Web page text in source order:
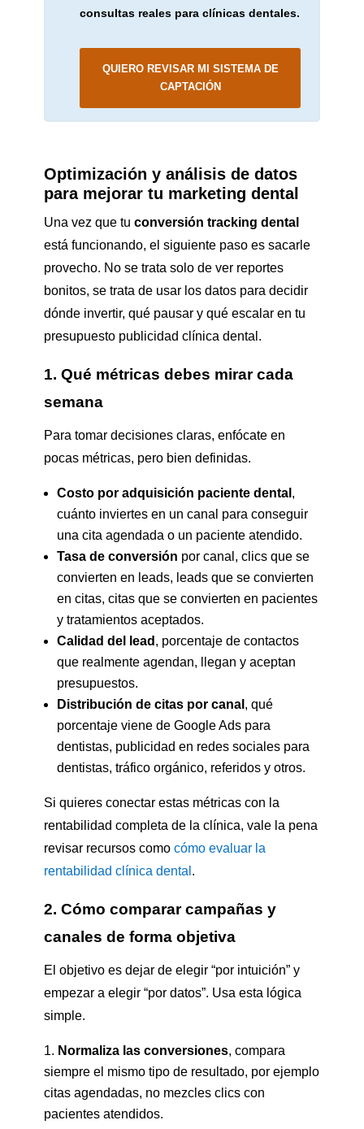
consultas reales para clínicas dentales.
QUIERO REVISAR MI SISTEMA DE
CAPTACIÓN
Optimización y análisis de datos
para mejorar tu marketing dental
Una vez que tu conversión tracking dental
está funcionando, el siguiente paso es sacarle
provecho. No se trata solo de ver reportes
bonitos, se trata de usar los datos para decidir
dónde invertir, qué pausar y qué escalar en tu
presupuesto publicidad clínica dental.
1. Qué métricas debes mirar cada
semana
Para tomar decisiones claras, enfócate en
pocas métricas, pero bien definidas.
Costo por adquisición paciente dental ,
cuánto inviertes en un canal para conseguir
una cita agendada o un paciente atendido.
Tasa de conversión por canal, clics que se
convierten en leads, leads que se convierten
en citas, citas que se convierten en pacientes
y tratamientos aceptados.
Calidad del lead , porcentaje de contactos
que realmente agendan, llegan y aceptan
presupuestos.
Distribución de citas por canal , qué
porcentaje viene de Google Ads para
dentistas, publicidad en redes sociales para
dentistas, tráfico orgánico, referidos y otros.
Si quieres conectar estas métricas con la
rentabilidad completa de la clínica, vale la pena
revisar recursos como cómo evaluar la
rentabilidad clínica dental .
2. Cómo comparar campañas y
canales de forma objetiva
El objetivo es dejar de elegir “por intuición” y
empezar a elegir “por datos”. Usa esta lógica
simple.
Normaliza las conversiones, compara
siempre el mismo tipo de resultado, por ejemplo
citas agendadas, no mezcles clics con
pacientes atendidos.